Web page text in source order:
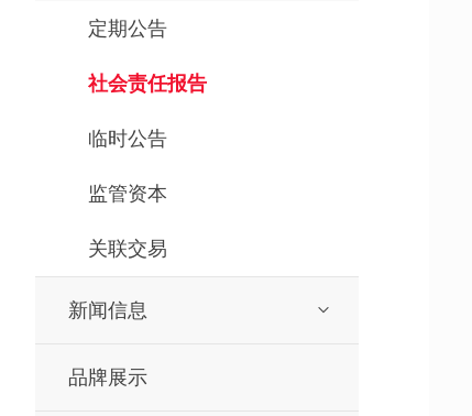
定期公告
社会责任报告
临时公告
监管资本
关联交易
新闻信息
品牌展示